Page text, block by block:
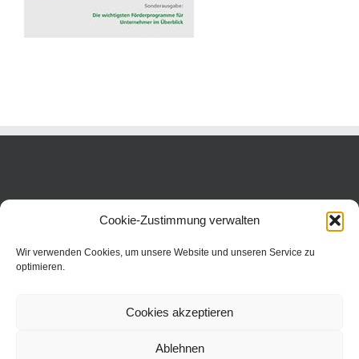
Cookie-Zustimmung verwalten
Wir verwenden Cookies, um unsere Website und unseren Service zu
optimieren.
Cookies akzeptieren
Ablehnen